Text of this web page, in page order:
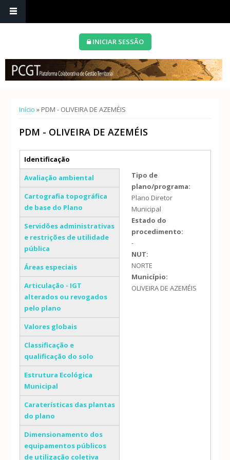
INICIAR SESSÃO
Está aqui
Início » PDM - OLIVEIRA DE AZEMÉIS
PDM - OLIVEIRA DE AZEMÉIS
Separadores verticais
Identificação
(separador ativo)
Avaliação ambiental
Cartografia topográfica
de base do Plano
Servidões administrativas
e restrições de utilidade
pública
Áreas especiais
Articulação - IGT
alterados ou revogados
pelo plano
Valores globais
Classificação e
qualificação do solo
Estrutura Ecológica
Municipal
Caraterísticas das plantas
do plano
Dimensionamento dos
equipamentos públicos
de utilização coletiva
Tipo de
plano/programa:
Plano Diretor
Municipal
Estado do
procedimento:
-
NUT:
NORTE
Município:
OLIVEIRA DE AZEMÉIS